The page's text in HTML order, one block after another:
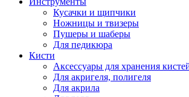
Кусачки и щипчики
Ножницы и твизеры
Пушеры и шаберы
Для педикюра
Кисти
Аксессуары для хранения
Для акригеля, полигеля
Для акрила